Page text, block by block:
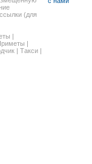
(для
Такси